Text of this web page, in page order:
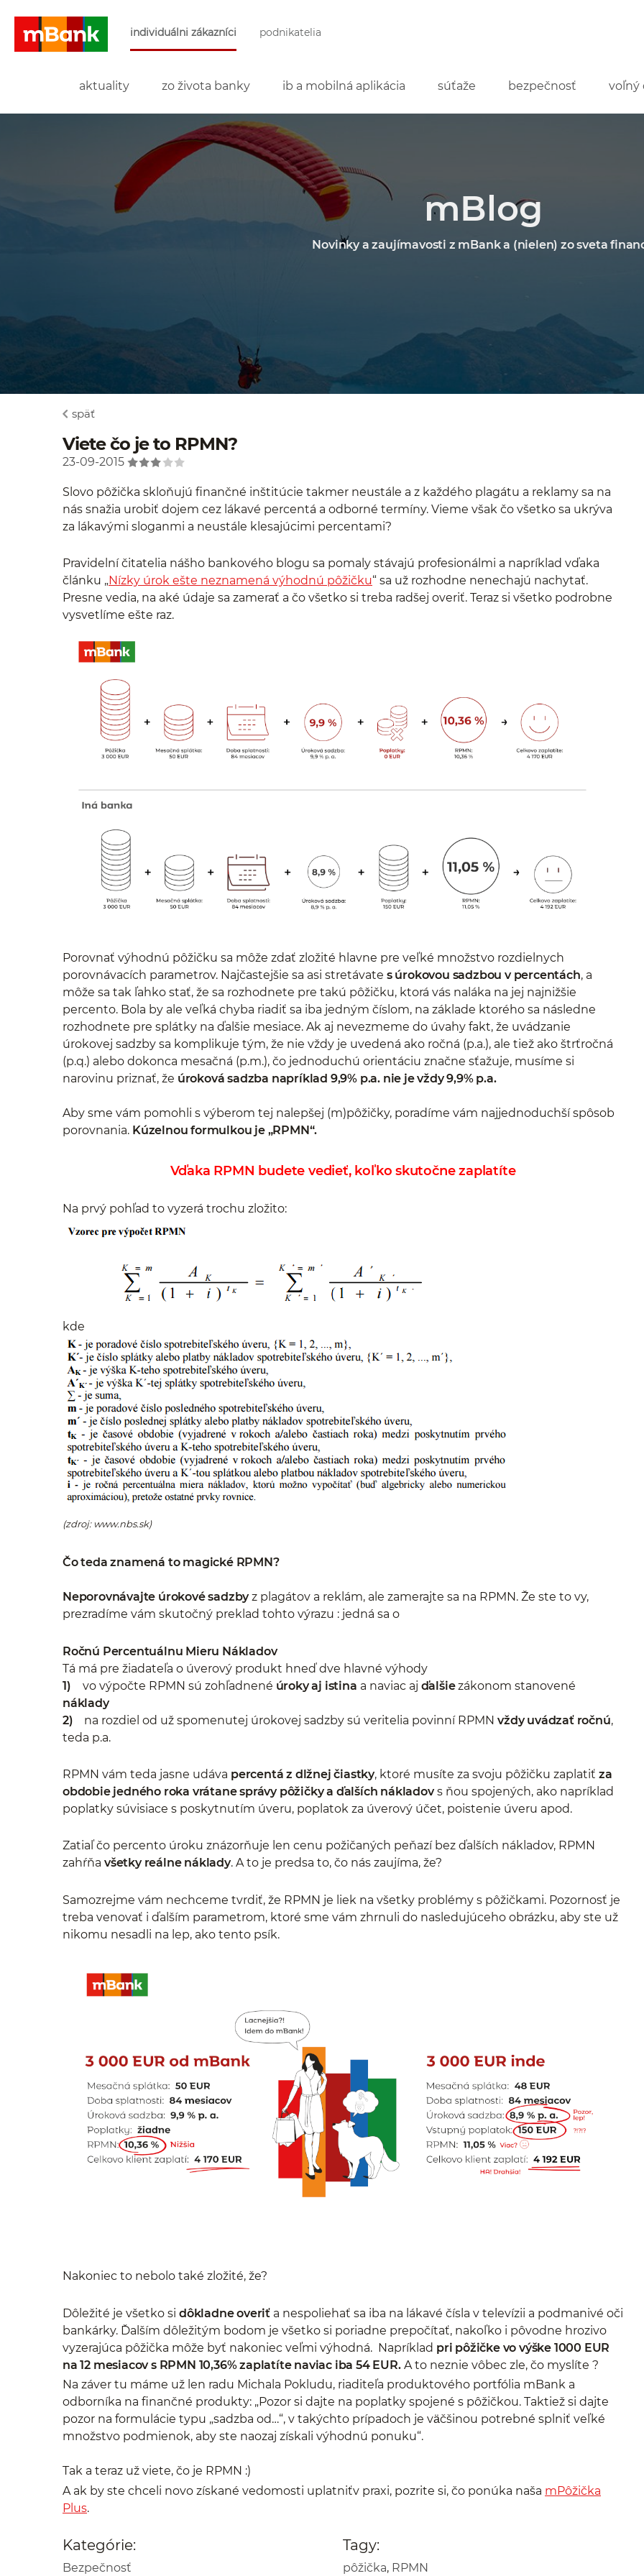
individuálni zákazníci podnikatelia
aktuality zo života banky ib a mobilná aplikácia súťaže bezpečnosť voľný
mBlog
Novinky a zaujímavosti z mBank a (nielen) zo sveta
späť
Viete čo je to RPMN?
23-09-2015
Slovo pôžička skloňujú finančné inštitúcie takmer neustále a z každého plagátu a reklamy sa na
nás snažia urobiť dojem cez lákavé percentá a odborné termíny. Vieme však čo všetko sa ukrýva
za lákavými sloganmi a neustále klesajúcimi percentami?
Pravidelní čitatelia nášho bankového blogu sa pomaly stávajú profesionálmi a napríklad vďaka
článku „Nízky úrok ešte neznamená výhodnú pôžičku“ sa už rozhodne nenechajú nachytať.
Presne vedia, na aké údaje sa zamerať a čo všetko si treba radšej overiť. Teraz si všetko podrobne
vysvetlíme ešte raz.
Porovnať výhodnú pôžičku sa môže zdať zložité hlavne pre veľké množstvo rozdielnych
porovnávacích parametrov. Najčastejšie sa asi stretávate s úrokovou sadzbou v percentách, a
môže sa tak ľahko stať, že sa rozhodnete pre takú pôžičku, ktorá vás naláka na jej najnižšie
percento. Bola by ale veľká chyba riadiť sa iba jedným číslom, na základe ktorého sa následne
rozhodnete pre splátky na ďalšie mesiace. Ak aj nevezmeme do úvahy fakt, že uvádzanie
úrokovej sadzby sa komplikuje tým, že nie vždy je uvedená ako ročná (p.a.), ale tiež ako štrťročná
(p.q.) alebo dokonca mesačná (p.m.), čo jednoduchú orientáciu značne sťažuje, musíme si
narovinu priznať, že úroková sadzba napríklad 9,9% p.a. nie je vždy 9,9% p.a.
Aby sme vám pomohli s výberom tej nalepšej (m)pôžičky, poradíme vám najjednoduchší spôsob
porovnania. Kúzelnou formulkou je „RPMN“.
Vďaka RPMN budete vedieť, koľko skutočne zaplatíte
Na prvý pohľad to vyzerá trochu zložito:
kde
(zdroj: www.nbs.sk)
Čo teda znamená to magické RPMN?
Neporovnávajte úrokové sadzbyz plagátov a reklám, ale zamerajte sa na RPMN. Že ste to vy,
prezradíme vám skutočný preklad tohto výrazu : jedná sa o
Ročnú Percentuálnu Mieru Nákladov
Tá má pre žiadateľa o úverový produkt hneď dve hlavné výhody
1) vo výpočte RPMN sú zohľadnené úroky aj istina a naviac aj ďalšiezákonom stanovené
náklady
2)
na rozdiel od už spomenutej úrokovej sadzby sú veritelia povinní RPMN vždy uvádzať ročnú,
teda p.a.
RPMN vám teda jasne udáva percentá z dlžnej čiastky, ktoré musíte za svoju pôžičku zaplatiť za
obdobie jedného roka vrátane správy pôžičky a ďalších nákladovs ňou spojených, ako napríklad
poplatky súvisiace s poskytnutím úveru, poplatok za úverový účet, poistenie úveru apod.
Zatiaľ čo percento úroku znázorňuje len cenu požičaných peňazí bez ďalších nákladov, RPMN
zahŕňa všetky reálne náklady. A to je predsa to, čo nás zaujíma, že?
Samozrejme vám nechceme tvrdiť, že RPMN je liek na všetky problémy s pôžičkami. Pozornosť je
treba venovať i ďalším parametrom, ktoré sme vám zhrnuli do nasledujúceho obrázku, aby ste už
nikomu nesadli na lep, ako tento psík.
Nakoniec to nebolo také zložité, že?
Dôležité je všetko si dôkladne overiť a nespoliehať sa iba na lákavé čísla v televízii a podmanivé oči
bankárky. Ďalším dôležitým bodom je všetko si poriadne prepočítať, nakoľko i pôvodne hrozivo
vyzerajúca pôžička môže byť nakoniec veľmi výhodná. Napríklad pri pôžičke vo výške 1000 EUR
na 12 mesiacov s RPMN 10,36% zaplatíte naviac iba 54 EUR.A to neznie vôbec zle, čo myslíte ?
Na záver tu máme už len radu Michala Pokludu, riaditeľa produktového portfólia mBank a
odborníka na finančné produkty: „Pozor si dajte na poplatky spojené s pôžičkou. Taktiež si dajte
pozor na formulácie typu „sadzba od…“, v takýchto prípadoch je vӓčšinou potrebné splniť veľké
množstvo podmienok, aby ste naozaj získali výhodnú ponuku“.
Tak a teraz už viete, čo je RPMN :)
A ak by ste chceli novo získané vedomosti uplatniťv praxi, pozrite si, čo ponúka naša mPôžička
Plus.
Kategórie:
Bezpečnosť
Tagy:
pôžička, RPMN